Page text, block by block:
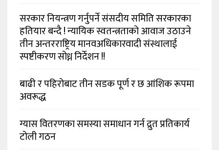
सरकार नियन्त्रण गर्नुपर्ने संसदीय समिति सरकारका
हतियार बन्दै ! न्यायिक स्वतन्त्रताको आवाज उठाउने
तीन अन्तरराष्ट्रिय मानवअधिकारवादी संस्थालाई
स्पष्टीकरण सोध्न निर्देशन !!
बाढी र पहिरोबाट तीन सडक पूर्ण र छ आंशिक रूपमा
अवरूद्ध
ग्यास वितरणका समस्या समाधान गर्न द्रुत प्रतिकार्य
टोली गठन